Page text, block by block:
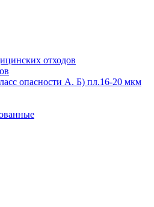
отходов
опасности А. Б) пл.16-20 мкм